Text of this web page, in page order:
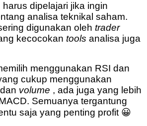
dipelajari jika ingin
analisa teknikal saham.
digunakan oleh trader
kecocokan tools analisa juga
menggunakan RSI dan
cukup menggunakan
dan volume , ada juga yang lebih
Semuanya tergantung
saja yang penting profit 😀